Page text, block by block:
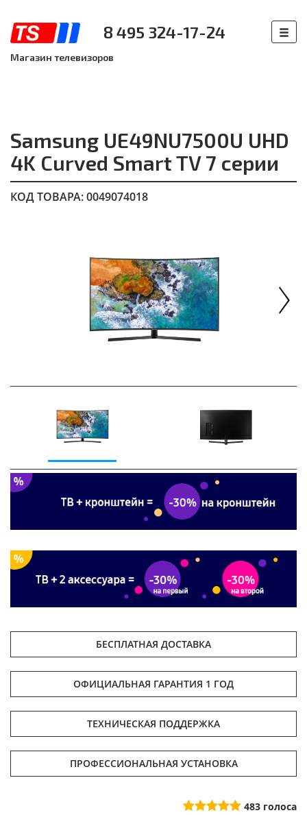
8 495 324-17-24
Магазин телевизоров
Samsung UE49NU7500U UHD
4K Curved Smart TV 7 серии
КОД ТОВАРА: 0049074018
БЕСПЛАТНАЯ ДОСТАВКА
ОФИЦИАЛЬНАЯ ГАРАНТИЯ 1 ГОД
ТЕХНИЧЕСКАЯ ПОДДЕРЖКА
ПРОФЕССИОНАЛЬНАЯ УСТАНОВКА
483 голоса